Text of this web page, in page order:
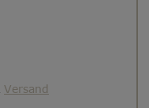
Versand